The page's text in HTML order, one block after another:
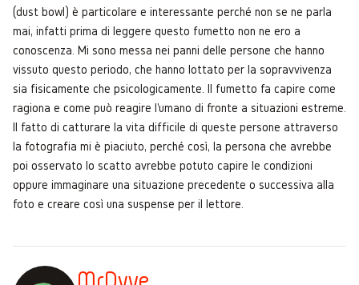
(dust bowl) è particolare e interessante perché non se ne parla
mai, infatti prima di leggere questo fumetto non ne ero a
conoscenza. Mi sono messa nei panni delle persone che hanno
vissuto questo periodo, che hanno lottato per la sopravvivenza
sia fisicamente che psicologicamente. Il fumetto fa capire come
ragiona e come può reagire l'umano di fronte a situazioni estreme.
Il fatto di catturare la vita difficile di queste persone attraverso
la fotografia mi è piaciuto, perché così, la persona che avrebbe
poi osservato lo scatto avrebbe potuto capire le condizioni
oppure immaginare una situazione precedente o successiva alla
foto e creare così una suspense per il lettore.